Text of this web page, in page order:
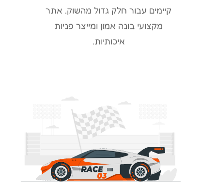
קיימים עבור חלק גדול מהשוק. אתר
מקצועי בונה אמון ומייצר פניות
איכותיות.